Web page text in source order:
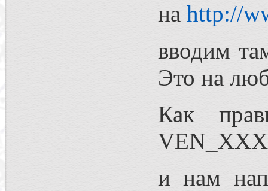
на http://
вводим
Это на
Как
и нам